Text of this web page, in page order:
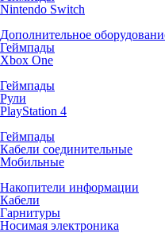
Nintendo Switch
Дополнительное
Геймпады
Xbox One
Геймпады
Рули
PlayStation 4
Геймпады
Кабели соединительные
Мобильные
Накопители информации
Кабели
Гарнитуры
Носимая электроника